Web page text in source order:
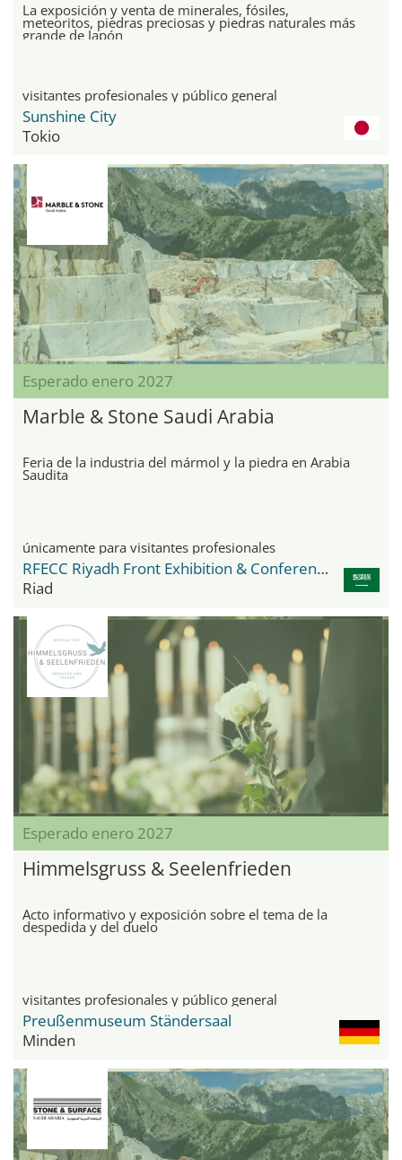
La exposición y venta de minerales, fósiles,
meteoritos, piedras preciosas y piedras naturales más
grande de Japón
visitantes profesionales y público general
Sunshine City
Tokio
Esperado enero 2027
Marble & Stone Saudi Arabia
Feria de la industria del mármol y la piedra en Arabia
Saudita
únicamente para visitantes profesionales
RFECC Riyadh Front Exhibition & Conference Center
Riad
Esperado enero 2027
Himmelsgruss & Seelenfrieden
Acto informativo y exposición sobre el tema de la
despedida y del duelo
visitantes profesionales y público general
Preußenmuseum Ständersaal
Minden